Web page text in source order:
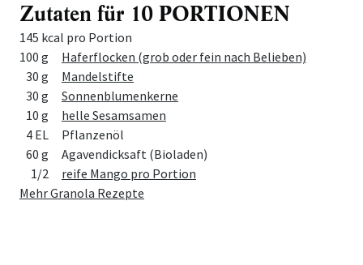
Zutaten für 10 PORTIONEN
145 kcal pro Portion
Menge
Zutat
100 g
Haferflocken (grob oder fein nach Belieben)
30 g
Mandelstifte
30 g
Sonnenblumenkerne
10 g
helle Sesamsamen
4 EL
Pflanzenöl
60 g
Agavendicksaft (Bioladen)
1/2
reife Mango pro Portion
Mehr Granola Rezepte